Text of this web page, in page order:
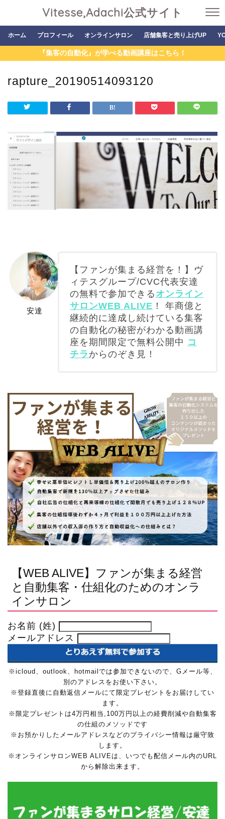
Vitesse,Adachi公式サイト
ホーム プロフィール オンラインサロン 店舗集客と売り上げUP
『集客の自動化』が学べる動画講座はこちら！
rapture_20190514093120
安達
【ファンが集まる経営を！】ヴ
ィテスグループ/CVC代表安達
の無料で参加できる オンライン
サロンWEB ALIVE ！ 年商億と
継続的に達成し続けている集客
の自動化の秘密がわかる動画講
座を期間限定で無料公開中 コ
チラ からのぞき見！
【WEB ALIVE】ファンが集まる経営
と自動集客・仕組化のためのオンラ
インサロン
お名前 (姓)
メールアドレス
※icloud、outlook、hotmailでは参加できないので、Gメール等、
別のアドレスをお使い下さい。
※登録直後に自動返信メールにて限定プレゼントをお届けしてい
ます。
※限定プレゼントは4万円相当,100万円以上の経費削減や自動集客
の仕組のメソッドです
※お預かりしたメールアドレスなどのプライバシー情報は厳守致
します。
※オンラインサロンWEB ALIVEは、いつでも配信メール内のURL
から解除出来ます。